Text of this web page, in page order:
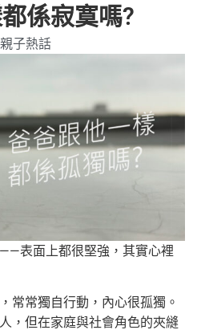
係寂寞嗎?
親子熱話
表面上都很堅強，其實心裡
常常獨自行動，內心很孤獨。
，但在家庭與社會角色的夾縫